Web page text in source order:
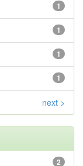
1
1
1
1
next >
2